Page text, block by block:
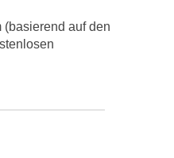
(basierend auf den